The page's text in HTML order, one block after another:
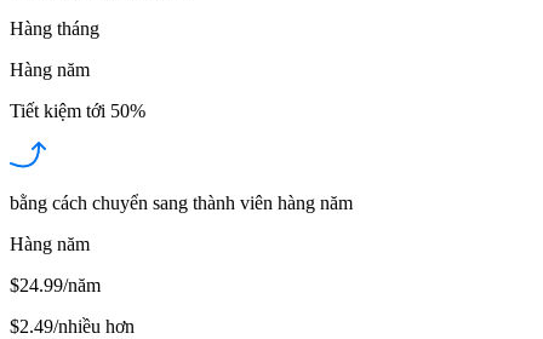
Hàng tháng
Hàng năm
Tiết kiệm tới 50%
bằng cách chuyển sang thành viên hàng năm
Hàng năm
$24.99/năm
$2.49/nhiều hơn